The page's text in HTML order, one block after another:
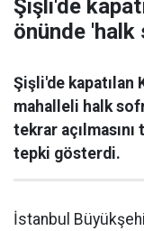
Şişli'de
önünde 'halk
Şişli'de kapatılan
mahalleli halk
tekrar
tepki gösterdi.
İstanbul